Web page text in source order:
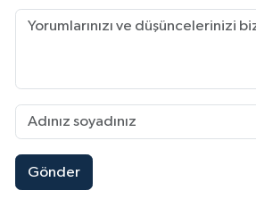
Gönder